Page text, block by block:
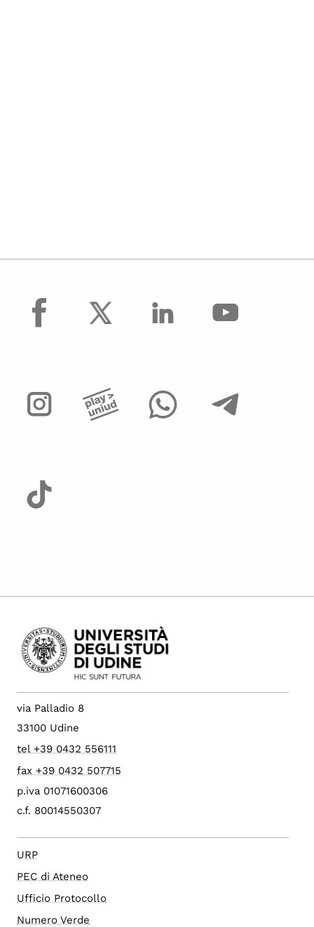
facebook
via Palladio 8
33100 Udine
tel +39 0432 556111
fax +39 0432 507715
p.iva 01071600306
c.f. 80014550307
URP
PEC di Ateneo
Ufficio Protocollo
Numero Verde